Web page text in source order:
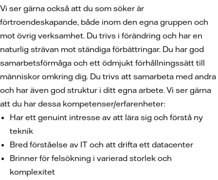
Vi ser gärna också att du som söker är
förtroendeskapande, både inom den egna gruppen och
mot övrig verksamhet. Du trivs i förändring och har en
naturlig strävan mot ständiga förbättringar. Du har god
samarbetsförmåga och ett ödmjukt förhållningssätt till
människor omkring dig. Du trivs att samarbeta med andra
och har även god struktur i ditt egna arbete. Vi ser gärna
att du har dessa kompetenser/erfarenheter:
Har ett genuint intresse av att lära sig och förstå ny
teknik
Bred förståelse av IT och att drifta ett datacenter
Brinner för felsökning i varierad storlek och
komplexitet